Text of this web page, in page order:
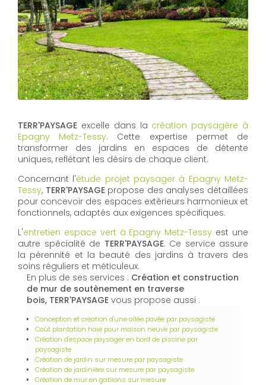
TERR'PAYSAGE excelle dans la création paysagère à
Epagny Metz-Tessy. Cette expertise permet de
transformer des jardins en espaces de détente
uniques, reflétant les désirs de chaque client.
Concernant l'étude projet paysager à Epagny Metz-
Tessy, TERR'PAYSAGEpropose des analyses détaillées
pour concevoir des espaces extérieurs harmonieux et
fonctionnels, adaptés aux exigences spécifiques.
L'entretien espace vert à Epagny Metz-Tessy est une
autre spécialité de TERR'PAYSAGE. Ce service assure
la pérennité et la beauté des jardins à travers des
soins réguliers et méticuleux.
En plus de ses services : Création et construction
de mur de soutènement en traverse
bois, TERR'PAYSAGE vous propose aussi :
Conception et création d'une allée pavée par paysagiste
Coût plantation haie pour maison neuve par paysagiste
Création d'espace paysager en bord de piscine par
paysagiste
Création de jardin sur mesure par paysagiste
Création de jardinière sur mesure par paysagiste
Création de mur en gabions sur mesure